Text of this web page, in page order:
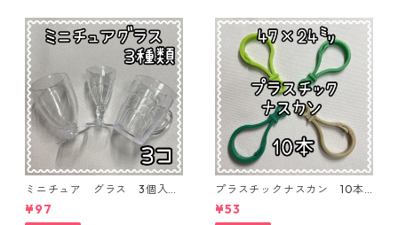
ミニチュア グラス 3個入り
【MNT-GLS-3P-01】
¥97
プラスチックナスカン 10本
入り【PK-10】
¥53